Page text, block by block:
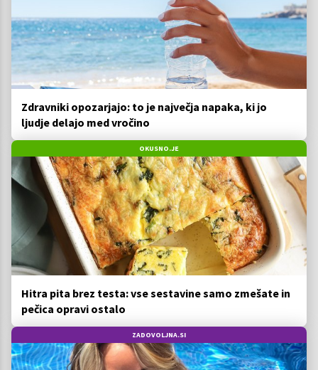
Zdravniki opozarjajo: to je največja napaka, ki jo
ljudje delajo med vročino
OKUSNO.JE
Hitra pita brez testa: vse sestavine samo zmešate in
pečica opravi ostalo
ZADOVOLJNA.SI